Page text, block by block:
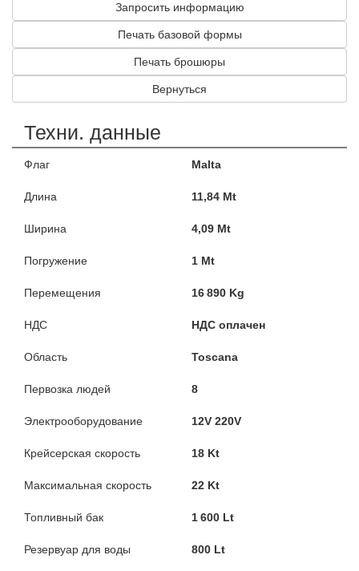
Запросить информацию
Печать базовой формы
Печать брошюры
Вернуться
Техни. данные
Флаг Malta
Длина 11,84 Mt
Ширина 4,09 Mt
Погружение 1 Mt
Перемещения 16 890 Kg
НДС НДС оплачен
Область Toscana
Первозка людей 8
Электрооборудование 12V 220V
Крейсерская скорость 18 Kt
Максимальная скорость 22 Kt
Топливный бак 1 600 Lt
Резервуар для воды 800 Lt